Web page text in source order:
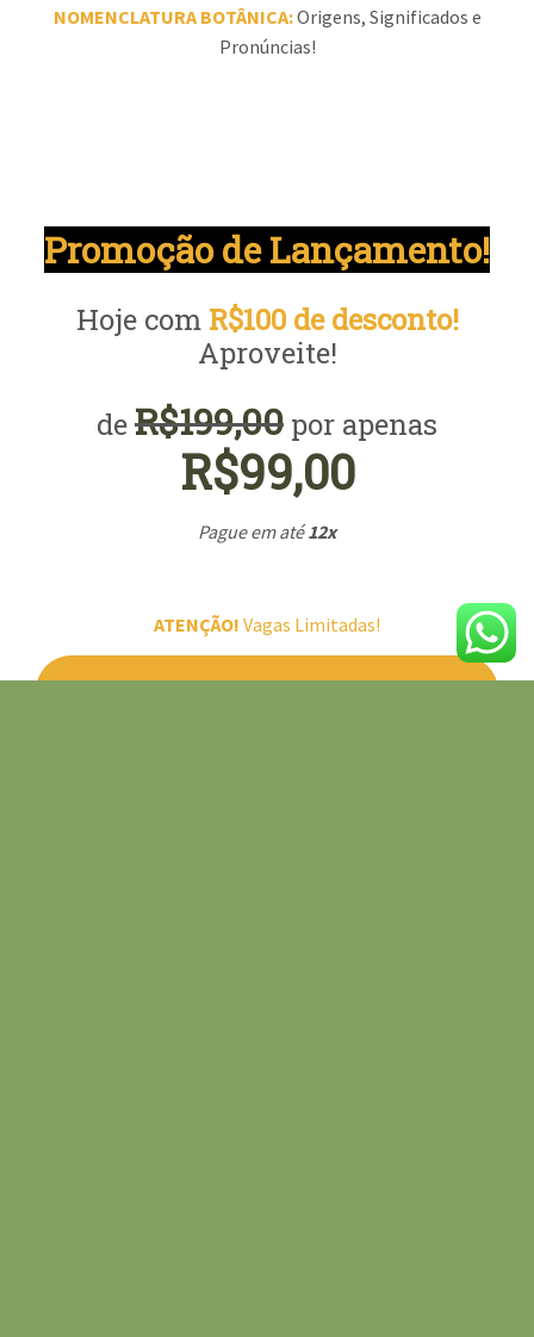
NOMENCLATURA BOTÂNICA:Origens, Significados e
Pronúncias!
Promoção de Lançamento!
Hoje com R$100 de desconto!
Aproveite!
deR$199,00 por apenas
R$99,00
Pague em até12x
ATENÇÃO! Vagas Limitadas!